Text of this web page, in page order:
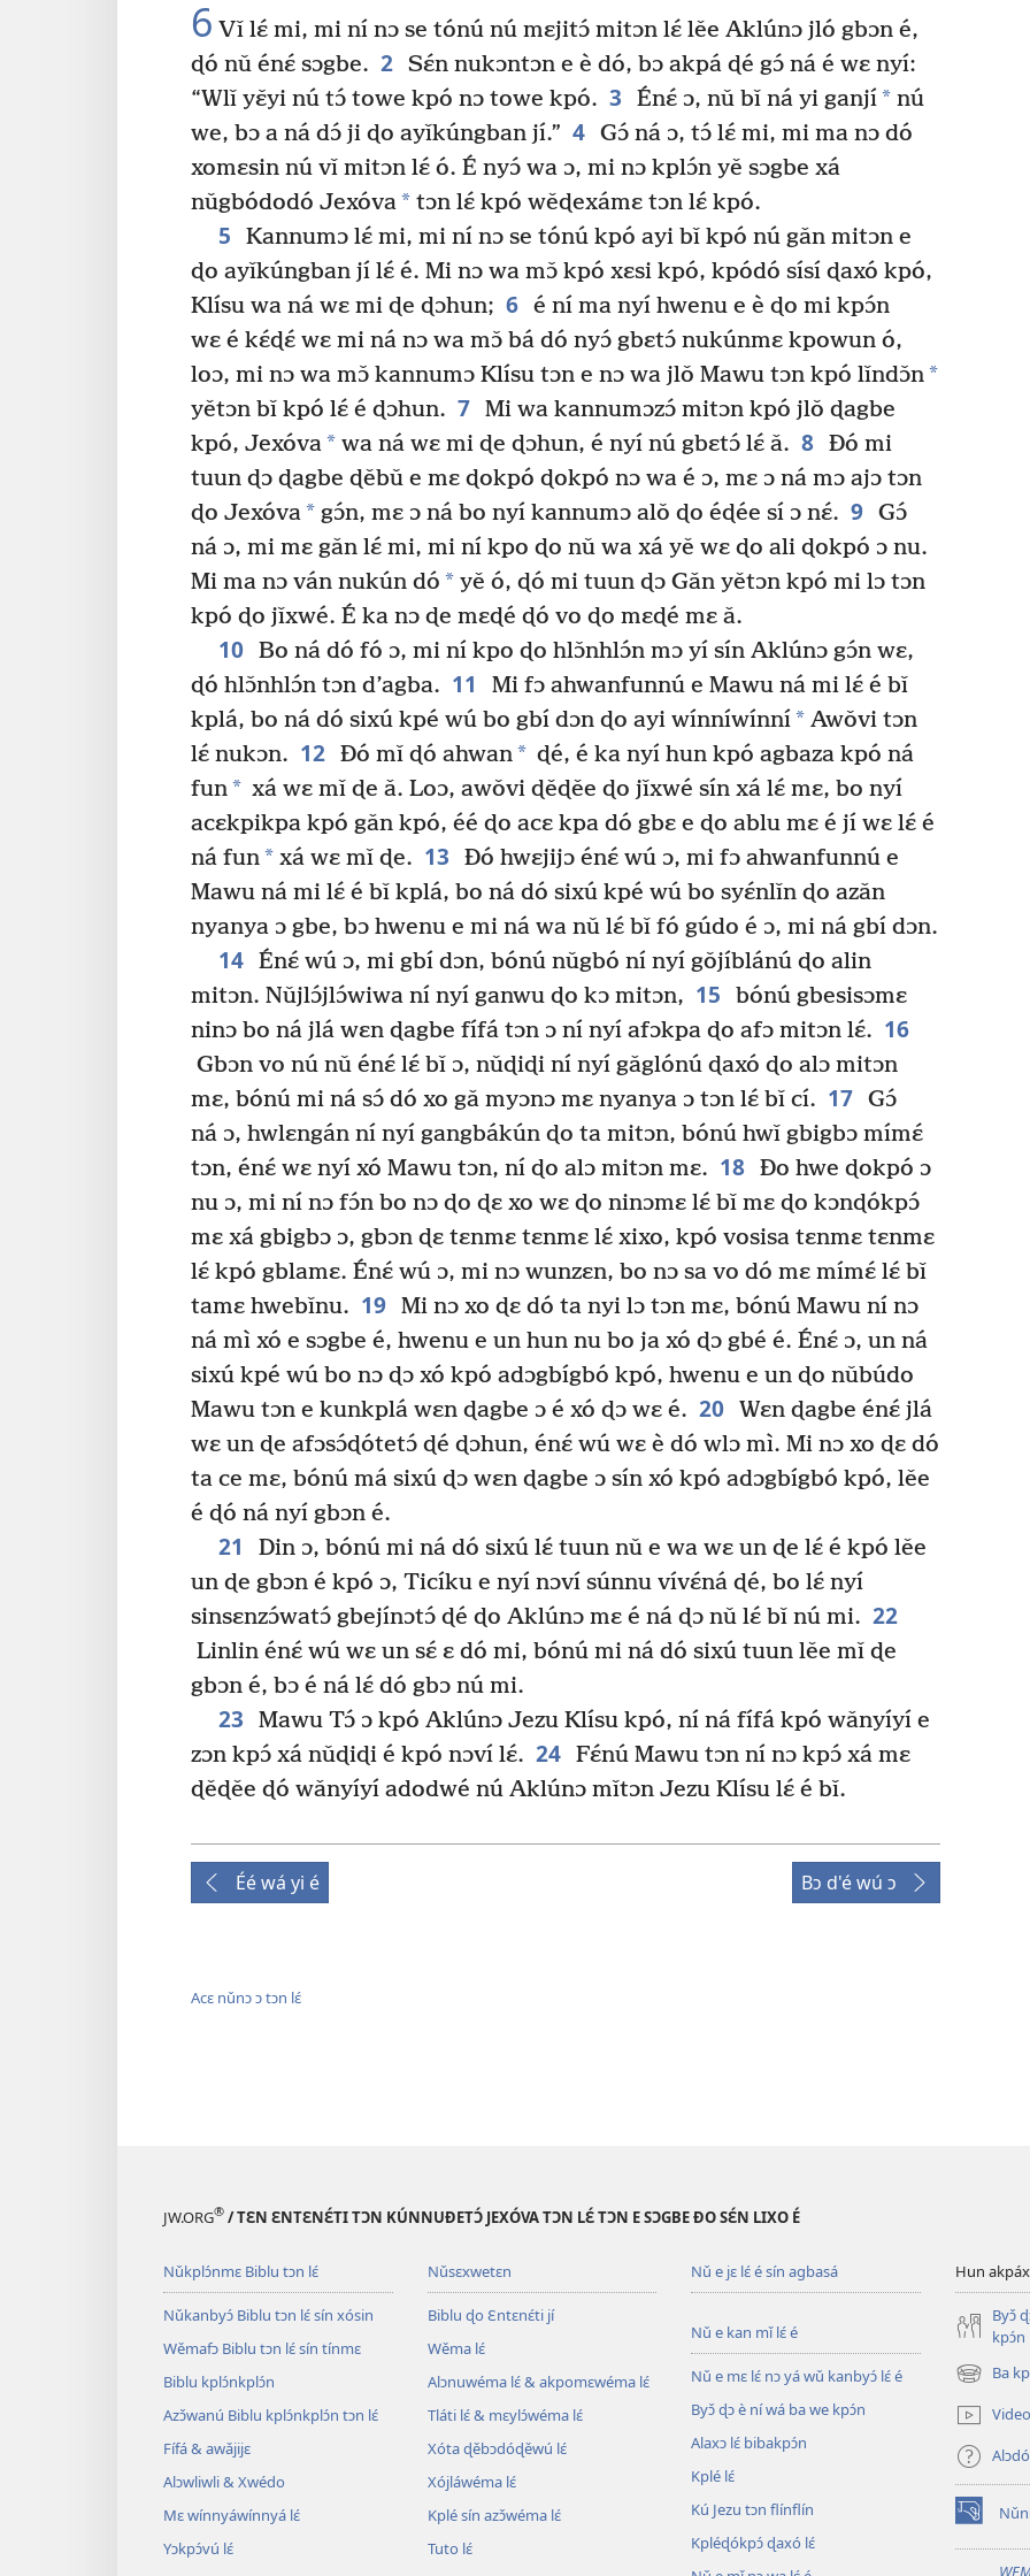
6 Vǐ lɛ́ mi, mi ní nɔ se tónú nú mɛjitɔ́ mitɔn lɛ́ lěe Aklúnɔ jló gbɔn é,
ɖó nǔ énɛ́ sɔgbe. 2 Sɛ́n nukɔntɔn e è dó, bɔ akpá ɖé gɔ́ ná é wɛ nyí:
“Wlǐ yɛ̌yi nú tɔ́ towe kpó nɔ towe kpó. 3 Énɛ́ ɔ, nǔ bǐ ná yi ganjí*nú
we, bɔ a ná dɔ́ ji ɖo ayǐkúngban jí.” 4 Gɔ́ ná ɔ, tɔ́ lɛ́ mi, mi ma nɔ dó
xomɛsin nú vǐ mitɔn lɛ́ ó. É nyɔ́ wa ɔ, mi nɔ kplɔ́n yě sɔgbe xá
nǔgbódodó Jexóva* tɔn lɛ́ kpó wěɖexámɛ tɔn lɛ́ kpó.
5
Kannumɔ lɛ́ mi, mi ní nɔ se tónú kpó ayi bǐ kpó nú gǎn mitɔn e
ɖo ayǐkúngban jí lɛ́ é. Mi nɔ wa mɔ̌ kpó xɛsi kpó, kpódó sísí ɖaxó kpó,
Klísu wa ná wɛ mi ɖe ɖɔhun; 6 é ní ma nyí hwenu e è ɖo mi kpɔ́n
wɛ é kɛ́ɖɛ́ wɛ mi ná nɔ wa mɔ̌ bá dó nyɔ́ gbɛtɔ́ nukúnmɛ kpowun ó,
loɔ, mi nɔ wa mɔ̌ kannumɔ Klísu tɔn e nɔ wa jlǒ Mawu tɔn kpó lǐndɔ̌n*
yětɔn bǐ kpó lɛ́ é ɖɔhun. 7 Mi wa kannumɔzɔ́ mitɔn kpó jlǒ ɖagbe
kpó, Jexóva* wa ná wɛ mi ɖe ɖɔhun, é nyí nú gbɛtɔ́ lɛ́ ǎ. 8 Ðó mi
tuun ɖɔ ɖagbe ɖěbǔ e mɛ ɖokpó ɖokpó nɔ wa é ɔ, mɛ ɔ ná mɔ ajɔ tɔn
ɖo Jexóva* gɔ́n, mɛ ɔ ná bo nyí kannumɔ alǒ ɖo éɖée sí ɔ nɛ́. 9 Gɔ́
ná ɔ, mi mɛ gǎn lɛ́ mi, mi ní kpo ɖo nǔ wa xá yě wɛ ɖo ali ɖokpó ɔ nu.
Mi ma nɔ ván nukún dó * yě ó, ɖó mi tuun ɖɔ Gǎn yětɔn kpó mi lɔ tɔn
kpó ɖo jǐxwé. É ka nɔ ɖe mɛɖé ɖó vo ɖo mɛɖé mɛ ǎ.
10 Bo ná dó fó ɔ, mi ní kpo ɖo hlɔ̌nhlɔ́n mɔ yí sín Aklúnɔ gɔ́n wɛ,
ɖó hlɔ̌nhlɔ́n tɔn d’agba. 11
Mi fɔ ahwanfunnú e Mawu ná mi lɛ́ é bǐ
kplá, bo ná dó sixú kpé wú bo gbí dɔn ɖo ayi wínníwínní* Awǒvi tɔn
lɛ́ nukɔn. 12 Ðó mǐ ɖó ahwan* ɖé, é ka nyí hun kpó agbaza kpó ná
fun* xá wɛ mǐ ɖe ǎ. Loɔ, awǒvi ɖěɖěe ɖo jǐxwé sín xá lɛ́ mɛ, bo nyí
acɛkpikpa kpó gǎn kpó, éé ɖo acɛ kpa dó gbɛ e ɖo ablu mɛ é jí wɛ lɛ́ é
ná fun* xá wɛ mǐ ɖe. 13
Ðó hwɛjijɔ énɛ́ wú ɔ, mi fɔ ahwanfunnú e
Mawu ná mi lɛ́ é bǐ kplá, bo ná dó sixú kpé wú bo syɛ́nlǐn ɖo azǎn
nyanya ɔ gbe, bɔ hwenu e mi ná wa nǔ lɛ́ bǐ fó gúdo é ɔ, mi ná gbí dɔn.
14 Énɛ́ wú ɔ, mi gbí dɔn, bónú nǔgbó ní nyí gǒjíblánú ɖo alin
mitɔn. Nǔjlɔ́jlɔ́wiwa ní nyí ganwu ɖo kɔ mitɔn, 15
bónú gbesisɔmɛ
ninɔ bo ná jlá wɛn ɖagbe fífá tɔn ɔ ní nyí afɔkpa ɖo afɔ mitɔn lɛ́. 16
Gbɔn vo nú nǔ énɛ́ lɛ́ bǐ ɔ, nǔɖiɖi ní nyí gǎglónú ɖaxó ɖo alɔ mitɔn
mɛ, bónú mi ná sɔ́ dó xo gǎ myɔnɔ mɛ nyanya ɔ tɔn lɛ́ bǐ cí. 17 Gɔ́
ná ɔ, hwlɛngán ní nyí gangbákún ɖo ta mitɔn, bónú hwǐ gbigbɔ mímɛ́
tɔn, énɛ́ wɛ nyí xó Mawu tɔn, ní ɖo alɔ mitɔn mɛ. 18 Ðo hwe ɖokpó ɔ
nu ɔ, mi ní nɔ fɔ́n bo nɔ ɖo ɖɛ xo wɛ ɖo ninɔmɛ lɛ́ bǐ mɛ ɖo kɔnɖókpɔ́
mɛ xá gbigbɔ ɔ, gbɔn ɖɛ tɛnmɛ tɛnmɛ lɛ́ xixo, kpó vosisa tɛnmɛ tɛnmɛ
lɛ́ kpó gblamɛ. Énɛ́ wú ɔ, mi nɔ wunzɛn, bo nɔ sa vo dó mɛ mímɛ́ lɛ́ bǐ
tamɛ hwebǐnu. 19 Mi nɔ xo ɖɛ dó ta nyi lɔ tɔn mɛ, bónú Mawu ní nɔ
ná mì xó e sɔgbe é, hwenu e un hun nu bo ja xó ɖɔ gbé é. Énɛ́ ɔ, un ná
sixú kpé wú bo nɔ ɖɔ xó kpó adɔgbígbó kpó, hwenu e un ɖo nǔbúdo
Mawu tɔn e kunkplá wɛn ɖagbe ɔ é xó ɖɔ wɛ é. 20 Wɛn ɖagbe énɛ́ jlá
wɛ un ɖe afɔsɔ́ɖótetɔ́ ɖé ɖɔhun, énɛ́ wú wɛ è dó wlɔ mì. Mi nɔ xo ɖɛ dó
ta ce mɛ, bónú má sixú ɖɔ wɛn ɖagbe ɔ sín xó kpó adɔgbígbó kpó, lěe
é ɖó ná nyí gbɔn é.
21
Din ɔ, bónú mi ná dó sixú lɛ́ tuun nǔ e wa wɛ un ɖe lɛ́ é kpó lěe
un ɖe gbɔn é kpó ɔ, Ticíku e nyí nɔví súnnu vívɛ́ná ɖé, bo lɛ́ nyí
sinsɛnzɔ́watɔ́ gbejínɔtɔ́ ɖé ɖo Aklúnɔ mɛ é ná ɖɔ nǔ lɛ́ bǐ nú mi. 22
Linlin énɛ́ wú wɛ un sɛ́ ɛ dó mi, bónú mi ná dó sixú tuun lěe mǐ ɖe
gbɔn é, bɔ é ná lɛ́ dó gbɔ nú mi.
23
Mawu Tɔ́ ɔ kpó Aklúnɔ Jezu Klísu kpó, ní ná fífá kpó wǎnyíyí e
zɔn kpɔ́ xá nǔɖiɖi é kpó nɔví lɛ́. 24 Fɛ́nú Mawu tɔn ní nɔ kpɔ́ xá mɛ
ɖěɖěe ɖó wǎnyíyí adodwé nú Aklúnɔ mǐtɔn Jezu Klísu lɛ́ é bǐ.
Éé wá yi é Bɔ d'é wú ɔ
Acɛ nǔnɔ ɔ tɔn lɛ́
JW.ORG® / TƐN ƐNTƐNƐ́TI TƆN KÚNNUƉETƆ́ JEXÓVA TƆN LƐ́ TƆN E SƆGBE ƉO SƐ́N LIXO É
Nǔkplɔ́nmɛ Biblu tɔn lɛ́
Nǔkanbyɔ́ Biblu tɔn lɛ́ sín xósin
Wěmafɔ Biblu tɔn lɛ́ sín tínmɛ
Biblu kplɔ́nkplɔ́n
Azɔ̌wanú Biblu kplɔ́nkplɔ́n tɔn lɛ́
Fífá & awǎjijɛ
Alɔwliwli & Xwédo
Mɛ wínnyáwínnyá lɛ́
Yɔkpɔ́vú lɛ́
Nǔsɛxwetɛn
Biblu ɖo Ɛntɛnɛ́ti jí
Wěma lɛ́
Alɔnuwéma lɛ́ & akpomɛwéma lɛ́
Tláti lɛ́ & mɛylɔ́wéma lɛ́
Xóta ɖěbɔdóɖěwú lɛ́
Xójláwéma lɛ́
Kplé sín azɔ̌wéma lɛ́
Tuto lɛ́
Nǔ e jɛ lɛ́ é sín agbasá
Nǔ e kan mǐ lɛ́ é
Nǔ e mɛ lɛ́ nɔ yá wǔ kanbyɔ́ lɛ́ é
Byɔ̌ ɖɔ è ní wá ba we kpɔ́n
Alaxɔ lɛ́ bibakpɔ́n
Kplé lɛ́
Kú Jezu tɔn flínflín
Kpléɖókpɔ́ ɖaxó lɛ́
Hun
Byɔ̌
kpɔ́n
Ba
(opens
new
window)
Alɔdó
(opens
new
window)